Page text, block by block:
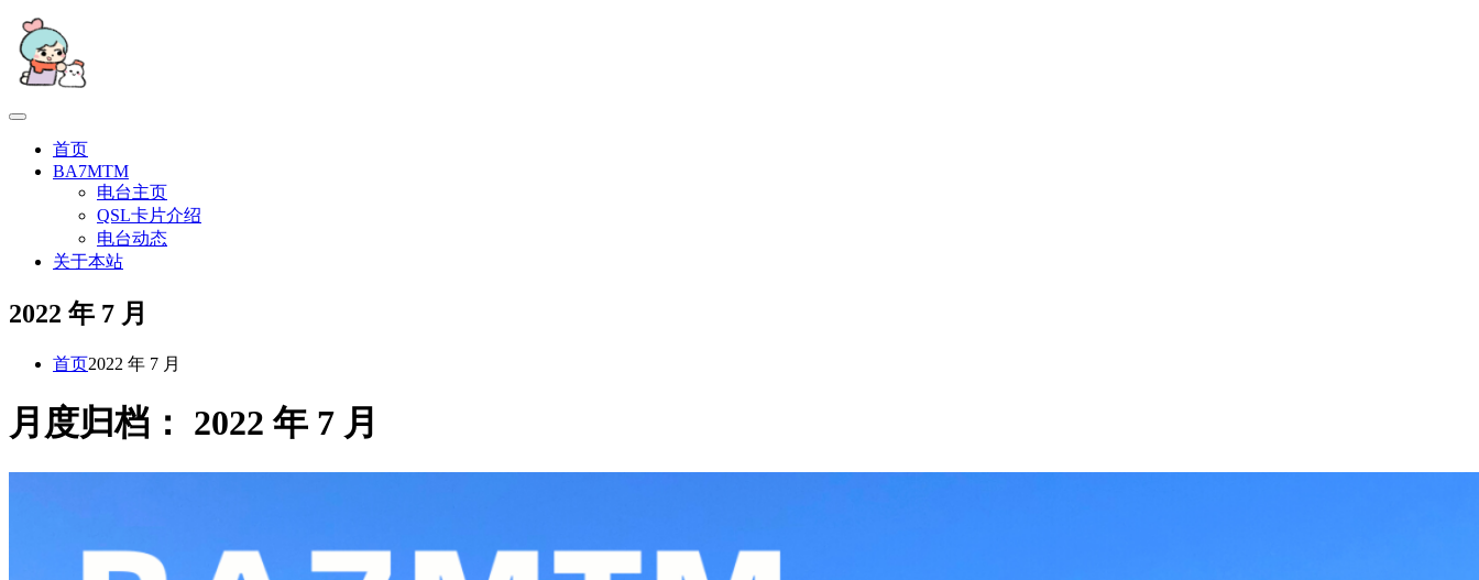
跳
至
内
容
首页
BA7MTM
电台主页
QSL卡片介绍
电台动态
关于本站
2022 年 7 月
首页2022 年 7 月
月度归档： 2022 年 7 月